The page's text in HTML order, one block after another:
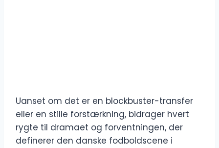
Uanset om det er en blockbuster-transfer
eller en stille forstærkning, bidrager hvert
rygte til dramaet og forventningen, der
definerer den danske fodboldscene i